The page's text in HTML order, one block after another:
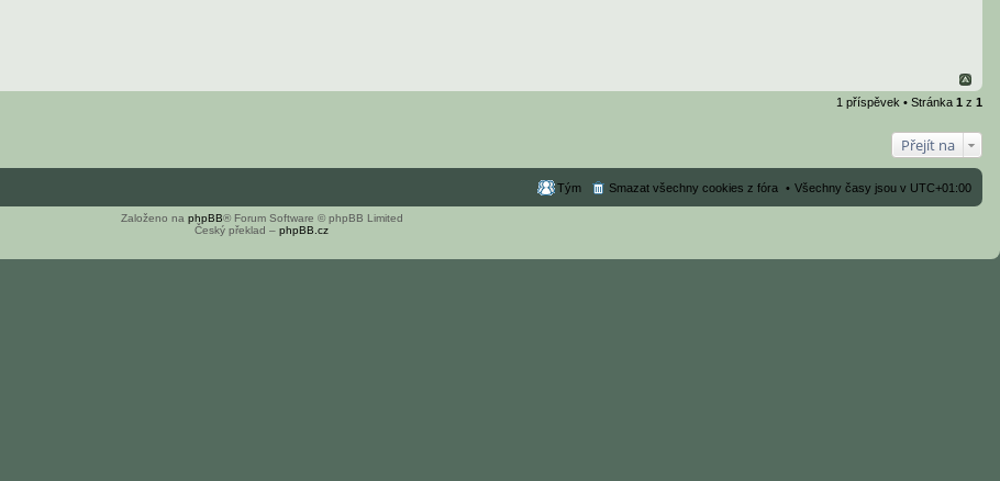
1 příspěvek • Stránka 1 z 1
Přejít na
Všechny časy jsou v UTC+01:00
Smazat všechny cookies z fóra
Tým
Založeno na phpBB® Forum Software © phpBB Limited
Český překlad – phpBB.cz